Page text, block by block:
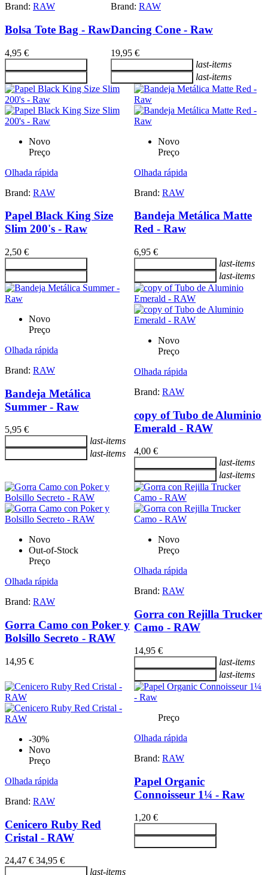
Brand: RAW
Bolsa Tote Bag - Raw
4,95 €
Brand: RAW
Dancing Cone - Raw
19,95 €
last-items
last-items
Novo
Preço
Olhada rápida
Brand: RAW
Papel Black King Size
Slim 200's - Raw
2,50 €
Novo
Preço
Olhada rápida
Brand: RAW
Bandeja Metálica Matte
Red - Raw
6,95 €
last-items
last-items
Novo
Preço
Olhada rápida
Brand: RAW
Bandeja Metálica
Summer - Raw
5,95 €
last-items
last-items
Novo
Preço
Olhada rápida
Brand: RAW
copy of Tubo de Aluminio
Emerald - RAW
4,00 €
last-items
last-items
Novo
Out-of-Stock
Preço
Olhada rápida
Brand: RAW
Gorra Camo con Poker y
Bolsillo Secreto - RAW
14,95 €
Novo
Preço
Olhada rápida
Brand: RAW
Gorra con Rejilla Trucker
Camo - RAW
14,95 €
last-items
last-items
-30%
Novo
Preço
Olhada rápida
Brand: RAW
Cenicero Ruby Red
Cristal - RAW
24,47 € 34,95 €
last-items
Preço
Olhada rápida
Brand: RAW
Papel Organic
Connoisseur 1¼ - Raw
1,20 €